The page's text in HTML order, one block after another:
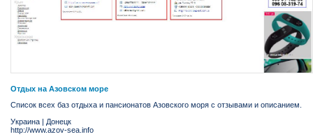
Отдых на Азовском море
Список всех баз отдыха и пансионатов Азовского моря с отзывами и описанием.
Украина
Донецк
http://www.azov-sea.info